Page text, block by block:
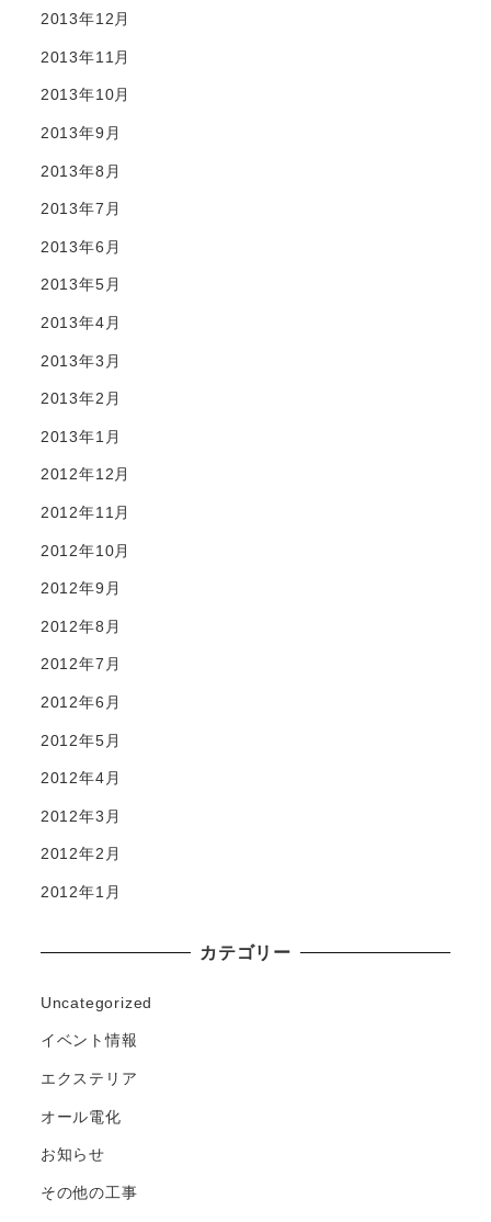
2013年12月
2013年11月
2013年10月
2013年9月
2013年8月
2013年7月
2013年6月
2013年5月
2013年4月
2013年3月
2013年2月
2013年1月
2012年12月
2012年11月
2012年10月
2012年9月
2012年8月
2012年7月
2012年6月
2012年5月
2012年4月
2012年3月
2012年2月
2012年1月
カテゴリー
Uncategorized
イベント情報
エクステリア
オール電化
お知らせ
その他の工事